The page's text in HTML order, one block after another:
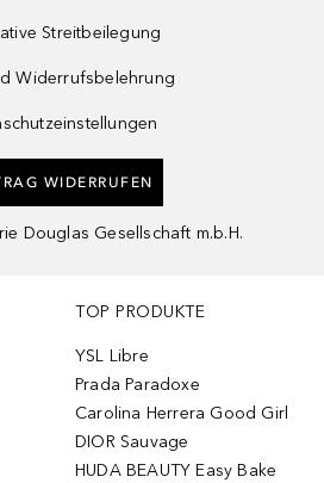
Streitbeilegung
Widerrufsbelehrung
WIDERRUFEN
Douglas Gesellschaft m.b.H.
TOP PRODUKTE
YSL Libre
Prada Paradoxe
Carolina Herrera Good Girl
DIOR Sauvage
HUDA BEAUTY Easy Bake